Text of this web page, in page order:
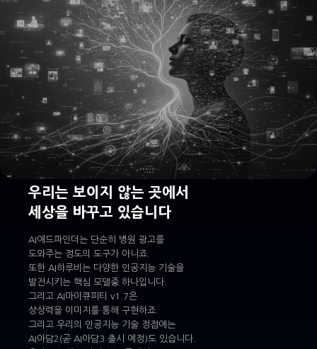
우리는 보이지 않는 곳에서
세상을 바꾸고 있습니다
AI애드파인더는 단순히 병원 광고를
도와주는 정도의 도구가 아니죠.
또한 AI하루비는 다양한 인공지능 기술을
발전시키는 핵심 모델중 하나입니다.
그리고 AI마이큐피티 v1.7은
상상력을 이미지를 통해 구현하죠.
그리고 우리의 인공지능 기술 정점에는
AI아담2(곧 AI아담3 출시 예정)도 있습니다.